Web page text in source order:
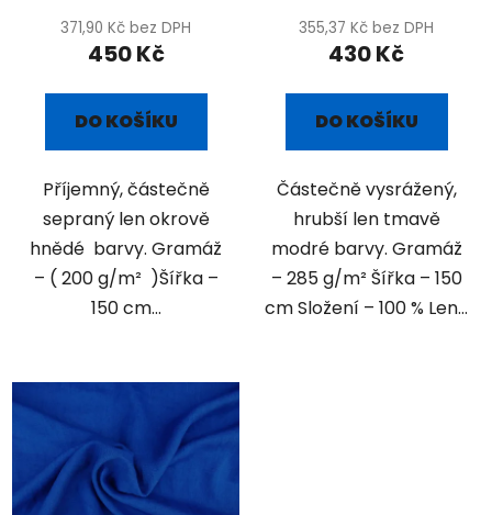
371,90 Kč bez DPH
450 Kč
DO KOŠÍKU
Příjemný, částečně
sepraný len okrově
hnědé barvy. Gramáž
– ( 200 g/m² )Šířka –
150 cm...
355,37 Kč bez DPH
430 Kč
DO KOŠÍKU
Částečně vysrážený,
hrubší len tmavě
modré barvy. Gramáž
– 285 g/m² Šířka – 150
cm Složení – 100 % Len...